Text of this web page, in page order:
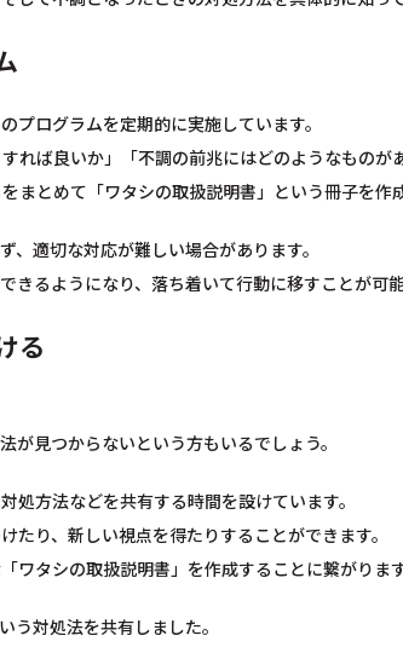
プログラムを定期的に実施しています。
れば良いか」「不調の前兆にはどのようなもの
とめて「ワタシの取扱説明書」という冊子を作
適切な対応が難しい場合があります。
るようになり、落ち着いて行動に移すことが可能
る
見つからないという方もいるでしょう。
方法などを共有する時間を設けています。
り、新しい視点を得たりすることができます。
タシの取扱説明書」を作成することに繋がります
対処法を共有しました。